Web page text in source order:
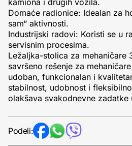
kamiona i drugih vozila.
Domaće radionice: Idealan za
sam“ aktivnosti.
Industrijski radovi: Koristi se u
servisnim procesima.
Ležaljka-stolica za mehaničare
savršeno rešenje za
udoban, funkcionalan i
stabilnost, udobnost i
olakšava svakodnevne zadatke
Podeli: